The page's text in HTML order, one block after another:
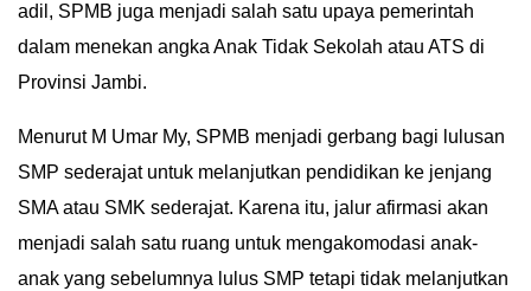
adil, SPMB juga menjadi salah satu upaya pemerintah
dalam menekan angka Anak Tidak Sekolah atau ATS di
Provinsi Jambi.
Menurut M Umar My, SPMB menjadi gerbang bagi lulusan
SMP sederajat untuk melanjutkan pendidikan ke jenjang
SMA atau SMK sederajat. Karena itu, jalur afirmasi akan
menjadi salah satu ruang untuk mengakomodasi anak-
anak yang sebelumnya lulus SMP tetapi tidak melanjutkan